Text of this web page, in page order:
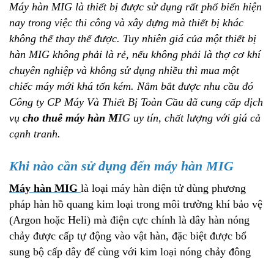
Máy hàn MIG là thiết bị được sử dụng rất phổ biến hiện
nay trong việc thi công và xây dựng mà thiết bị khác
không thể thay thế được. Tuy nhiên giá của một thiết bị
hàn MIG không phải là rẻ, nếu không phải là thợ cơ khí
chuyên nghiệp và không sử dụng nhiều thì mua một
chiếc máy mới khá tốn kém. Nắm bắt được nhu cầu đó
Công ty CP Máy Và Thiết Bị Toàn Cầu đã cung cấp dịch
vụ cho thuê máy hàn MIG uy tín, chất lượng với giá cả
cạnh tranh.
Khi nào cần sử dụng đến máy hàn MIG
Máy hàn MIG là loại máy hàn điện tử dùng phương
pháp hàn hồ quang kim loại trong môi trường khí bảo vệ
(Argon hoặc Heli) mà điện cực chính là dây hàn nóng
chảy được cấp tự động vào vật hàn, đặc biệt được bổ
sung bộ cấp dây để cùng với kim loại nóng chảy đông